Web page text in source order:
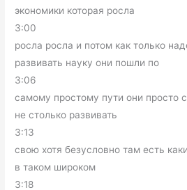
экономики которая росла
3:00
росла росла и потом как только
развивать науку они пошли по
3:06
самому простому пути они просто
не столько развивать
3:13
свою хотя безусловно там есть
в таком широком
3:18